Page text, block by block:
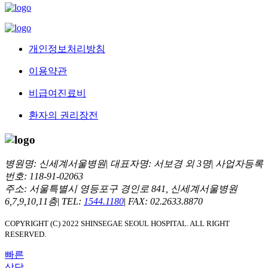
개인정보처리방침
이용약관
비급여진료비
환자의 권리장전
병원명: 신세계서울병원| 대표자명: 서보경 외 3명| 사업자등록
번호: 118-91-02063
주소: 서울특별시 영등포구 경인로 841, 신세계서울병원
6,7,9,10,11층| TEL: 1544.1180| FAX: 02.2633.8870
COPYRIGHT (C) 2022 SHINSEGAE SEOUL HOSPITAL. ALL RIGHT
RESERVED.
빠른